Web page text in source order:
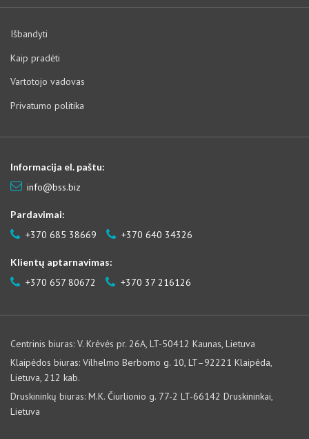
Išbandyti
Kaip pradėti
Vartotojo vadovas
Privatumo politika
Informacija el. paštu:
info@bss.biz
Pardavimai:
+370 685 38669 +370 640 34326
Klientų aptarnavimas:
+370 657 80672 +370 37 216126
Centrinis biuras: V. Krėvės pr. 26A, LT-50412 Kaunas, Lietuva
Klaipėdos biuras: Vilhelmo Berbomo g. 10, LT–92221 Klaipėda,
Lietuva, 212 kab.
Druskininkų biuras: M.K. Čiurlionio g. 77-2 LT-66142 Druskininkai,
Lietuva